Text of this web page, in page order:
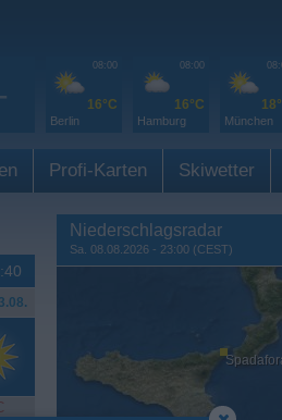
08:00
16°C
Berlin
08:00
16°C
Hamburg München
Profi-Karten Skiwetter
Niederschlagsradar
Sa. 08.08.2026 - 23:00 (CEST)